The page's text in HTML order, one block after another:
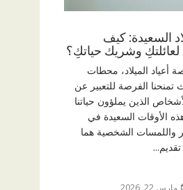
السعيدة: كيف
وشريك حياتكِ؟
أعياد الميلاد، محطات
الفرصة للتعبير عن
الذين يملؤون حياتنا
الأوقات السعيدة في
واللمسات الشخصية هما
مارس 22, 2026